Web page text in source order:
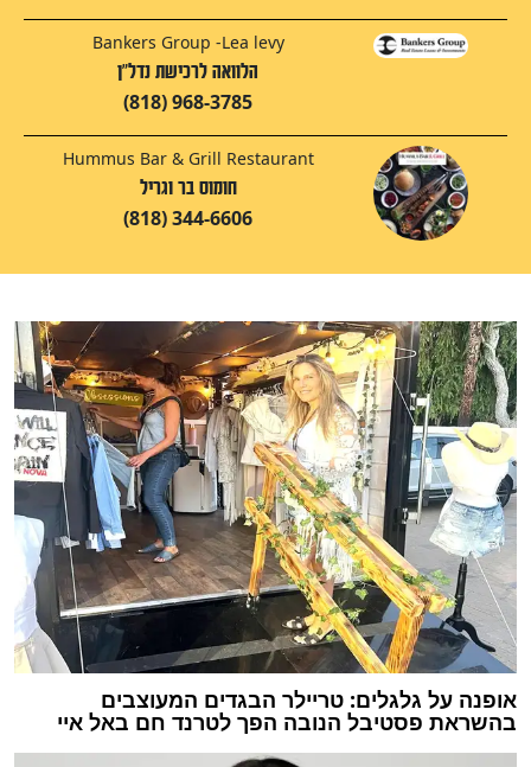
Bankers Group -Lea levy
הלוואה לרכישת נדל"ן
(818) 968-3785
Hummus Bar & Grill Restaurant
חומוס בר וגריל
(818) 344-6606
אופנה על גלגלים: טריילר הבגדים המעוצבים
בהשראת פסטיבל הנובה הפך לטרנד חם באל איי